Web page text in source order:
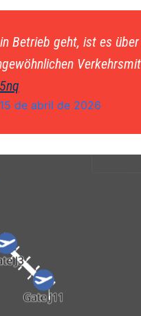
Betrieb geht, ist es
15 de abril de 2026